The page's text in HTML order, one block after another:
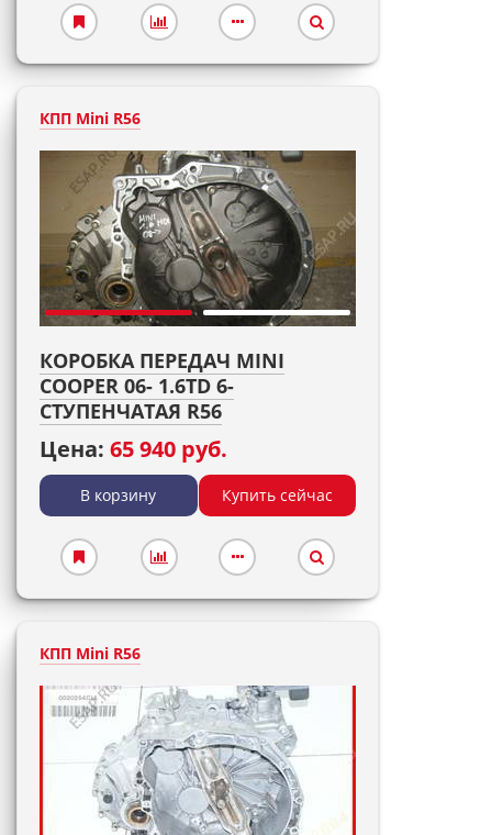
КПП Mini R56
КОРОБКА ПЕРЕДАЧ MINI
COOPER 06- 1.6TD 6-
СТУПЕНЧАТАЯ R56
Цена: 65 940 руб.
В корзину Купить сейчас
КПП Mini R56